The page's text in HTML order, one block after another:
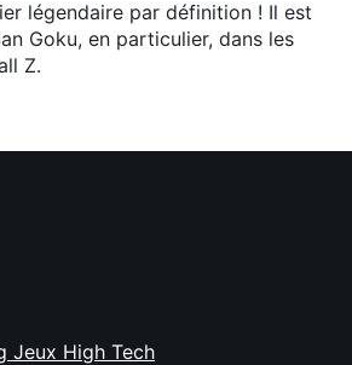
légendaire par définition ! Il est
Goku, en particulier, dans les
Z.
Jeux High Tech